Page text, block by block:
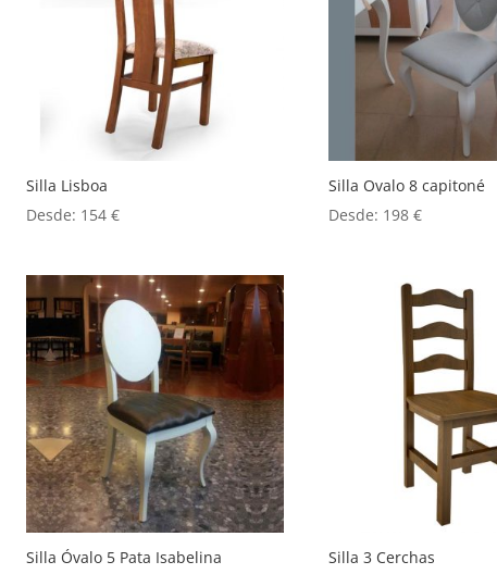
Silla Lisboa
Desde: 154€
Silla Ovalo 8 capitoné
Desde: 198€
Silla Óvalo 5 Pata Isabelina
Silla 3 Cerchas